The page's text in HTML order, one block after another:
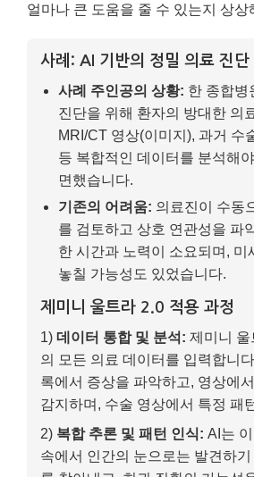
한 시간과 노력이 소요되며, 미
데이터 통합 및 분석:제미니 울
의 모든 의료 데이터를 입력합니
록에서 증상을 파악하고, 영상에
감지하며, 수술 영상에서 특정 패
2)
복합 추론 및 패턴 인식:AI는 이
속에서 인간의 눈으로는 발견하기
를 찾아내고, 희귀 질환의 가능성
적인 패턴을 추론합니다.
3)진단 보조 및 추천:최종적으로
제시하여 의료진의 의사결정을
최종 결과
–진단 정확도 향상:AI의 정밀한
진은 희귀 질환을 더 빠르고 정확
게 되었습니다.